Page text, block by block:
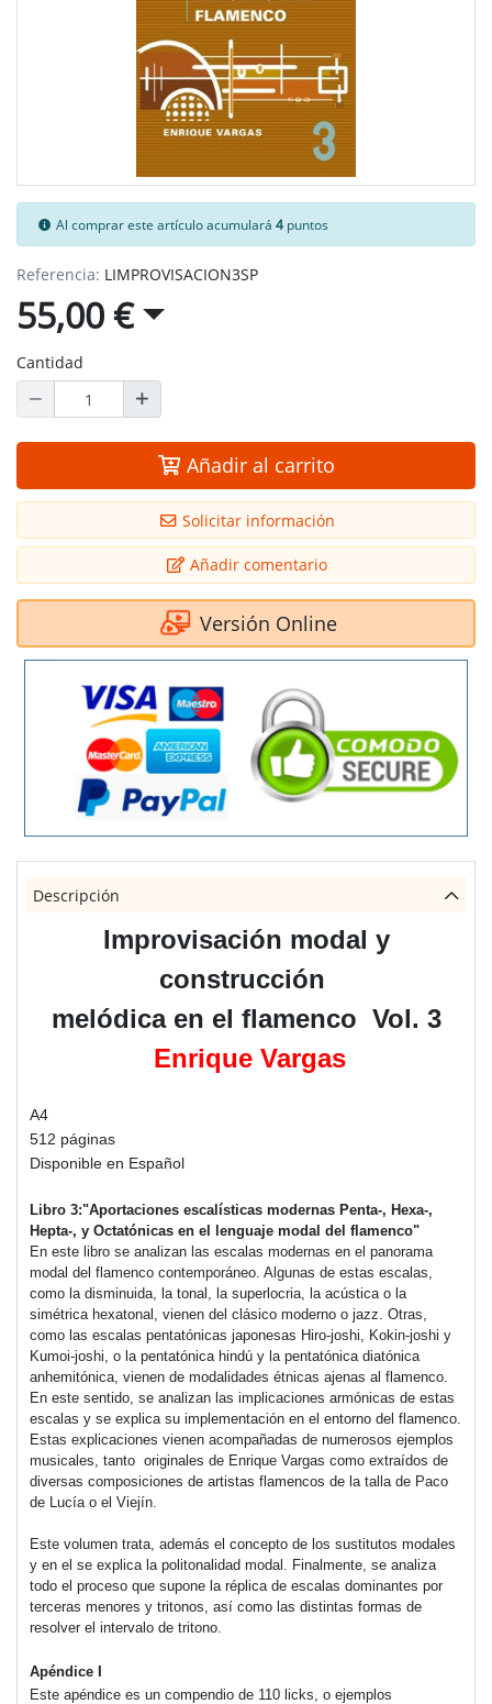
Al comprar este artículo acumulará4 puntos
Referencia: LIMPROVISACION3SP
55,00 €
Cantidad
Añadir al carrito
Solicitar información
Añadir comentario
Versión Online
Descripción
Improvisación modal y
construcción
melódica en el flamenco Vol. 3
Enrique Vargas
A4
512 páginas
Disponible en Español
Libro 3:"Aportaciones escalísticas modernas Penta-, Hexa-,
Hepta-, y Octatónicas en el lenguaje modal del flamenco"
En este libro se analizan las escalas modernas en el panorama
modal del flamenco contemporáneo. Algunas de estas escalas,
como la disminuida, la tonal, la superlocria, la acústica o la
simétrica hexatonal, vienen del clásico moderno o jazz. Otras,
como las escalas pentatónicas japonesas Hiro-joshi, Kokin-joshi y
Kumoi-joshi, o la pentatónica hindú y la pentatónica diatónica
anhemitónica, vienen de modalidades étnicas ajenas al flamenco.
En este sentido, se analizan las implicaciones armónicas de estas
escalas y se explica su implementación en el entorno del flamenco.
Estas explicaciones vienen acompañadas de numerosos ejemplos
musicales, tanto originales de Enrique Vargas como extraídos de
diversas composiciones de artistas flamencos de la talla de Paco
de Lucía o el Viejín.
Este volumen trata, además el concepto de los sustitutos modales
y en el se explica la politonalidad modal. Finalmente, se analiza
todo el proceso que supone la réplica de escalas dominantes por
terceras menores y tritonos, así como las distintas formas de
resolver el intervalo de tritono.
Apéndice I
Este apéndice es un compendio de 110 licks, o ejemplos